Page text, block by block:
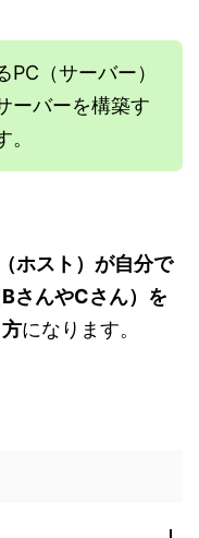
（サーバー）
ーバーを構築す
ホスト）が自分で
さんやCさん）を
になります。